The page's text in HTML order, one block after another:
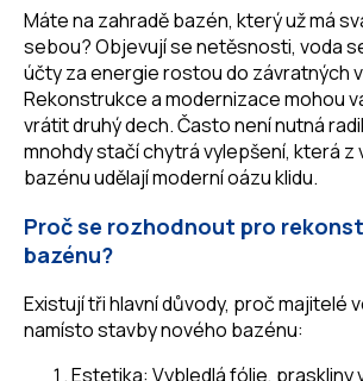
Máte na zahradě bazén, který už má
sebou? Objevují se netěsnosti, voda
účty za energie rostou do závratných
Rekonstrukce a modernizace mohou
vrátit druhý dech. Často není nutná
mnohdy stačí chytrá vylepšení, která z
bazénu udělají moderní oázu klidu.
Proč se rozhodnout pro
bazénu?
Existují tři hlavní důvody, proč majitelé
namísto stavby nového bazénu:
Estetika: Vybledlá fólie, praskliny